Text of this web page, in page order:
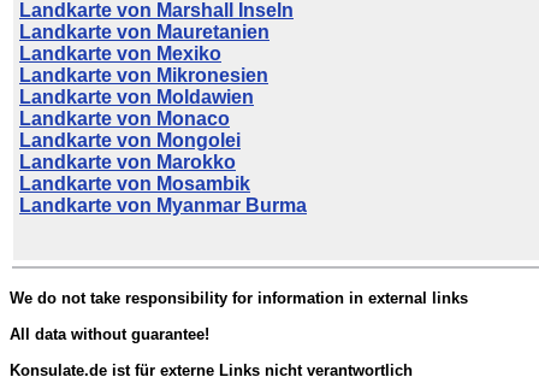
Landkarte von Marshall Inseln
Landkarte von Mauretanien
Landkarte von Mexiko
Landkarte von Mikronesien
Landkarte von Moldawien
Landkarte von Monaco
Landkarte von Mongolei
Landkarte von Marokko
Landkarte von Mosambik
Landkarte von Myanmar Burma
We do not take responsibility for information in external links
All data without guarantee!
Konsulate.de ist für externe Links nicht verantwortlich